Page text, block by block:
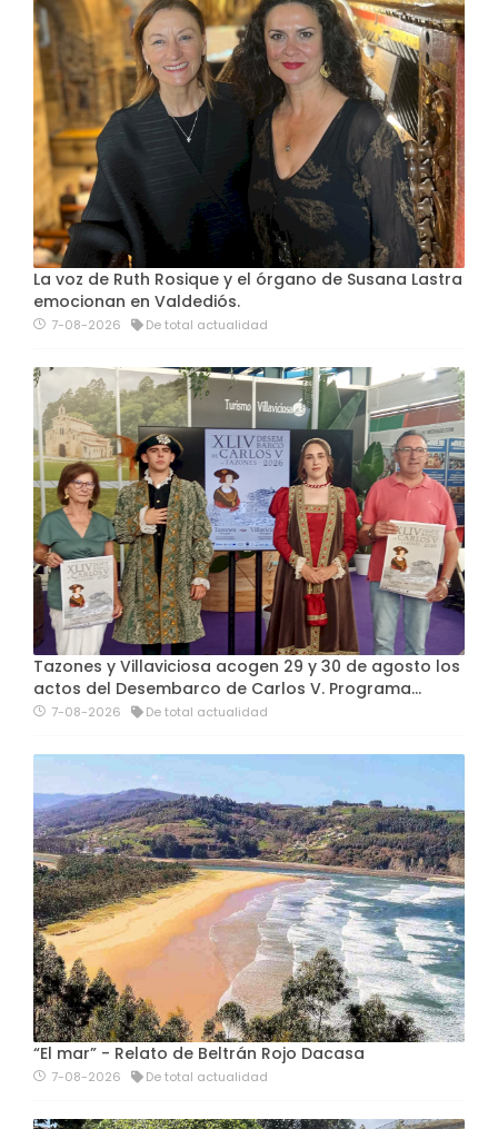
La voz de Ruth Rosique y el órgano de Susana Lastra
emocionan en Valdediós.
7-08-2026 De total actualidad
Tazones y Villaviciosa acogen 29 y 30 de agosto los
actos del Desembarco de Carlos V. Programa…
7-08-2026 De total actualidad
“El mar” - Relato de Beltrán Rojo Dacasa
7-08-2026 De total actualidad